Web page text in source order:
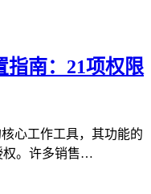
指南：21项权限
心工作工具，其功能的
权。许多销售…